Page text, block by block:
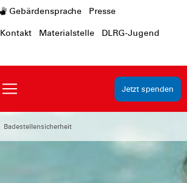
Gebärdensprache Presse
Kontakt Materialstelle DLRG-Jugend
Jetzt spenden
Badestellensicherheit